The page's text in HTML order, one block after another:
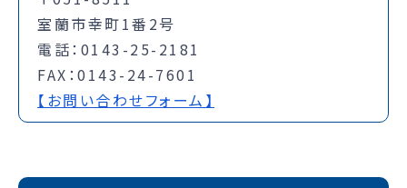
室蘭市幸町1番2号
電話：0143-25-2181
FAX：0143-24-7601
【お問い合わせフォーム】